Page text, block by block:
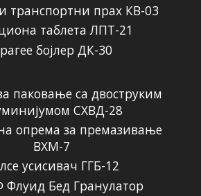
транспортни прах КВ-03
таблета ЛПТ-21
бојлер ДК-30
паковање са двоструким
СХВД-28
опрема за премазивање
ВХМ-7
усисивач ГГБ-12
Флуид Бед Гранулатор